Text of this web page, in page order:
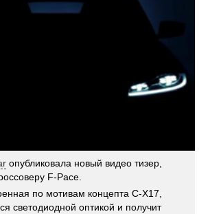
опубликовала новый видео тизер,
F-Pace.
по мотивам концепта C-X17,
светодиодной оптикой и получит